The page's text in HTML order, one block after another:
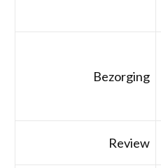
Bezorging
Review